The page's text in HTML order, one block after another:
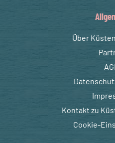
Über
Kontakt zu
Cookie-